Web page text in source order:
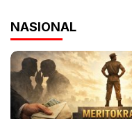
NASIONAL